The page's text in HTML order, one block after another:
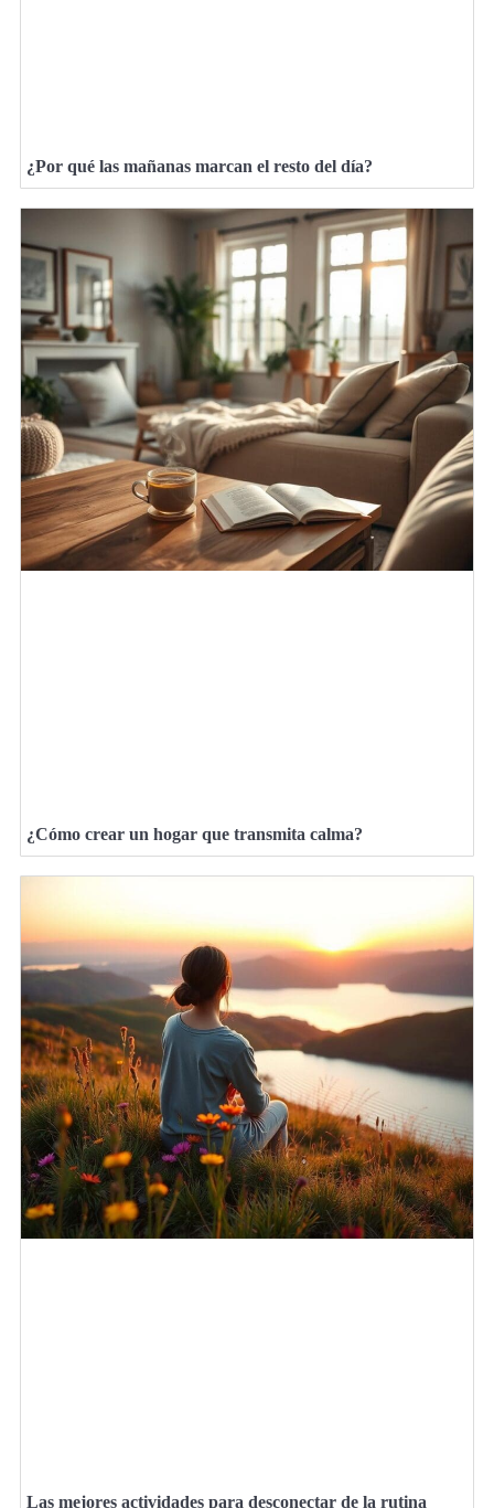
¿Por qué las mañanas marcan el resto del día?
¿Cómo crear un hogar que transmita calma?
Las mejores actividades para desconectar de la rutina